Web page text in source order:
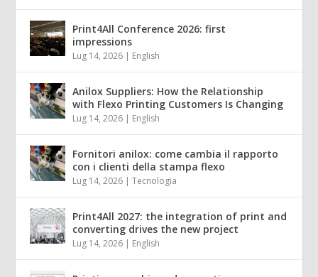
Print4All Conference 2026: first
impressions
Lug 14, 2026 | English
Anilox Suppliers: How the Relationship
with Flexo Printing Customers Is Changing
Lug 14, 2026 | English
Fornitori anilox: come cambia il rapporto
con i clienti della stampa flexo
Lug 14, 2026 |Tecnologia
Print4All 2027: the integration of print and
converting drives the new project
Lug 14, 2026 | English